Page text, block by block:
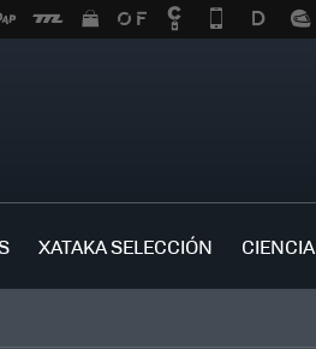
XATAKA SELECCIÓN CIENCIA